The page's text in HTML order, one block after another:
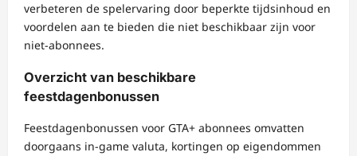
verbeteren de spelervaring door beperkte tijdsinhoud en
voordelen aan te bieden die niet beschikbaar zijn voor
niet-abonnees.
Overzicht van beschikbare
feestdagenbonussen
Feestdagenbonussen voor GTA+ abonnees omvatten
doorgaans in-game valuta, kortingen op eigendommen